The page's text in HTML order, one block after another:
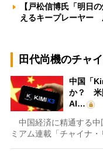
【戸松信博氏「明日
えるキープレーヤー
田代尚機のチャ
中国「
か？ 米
AI…
中国経済に精通する中
ミアム連載「チャイナ